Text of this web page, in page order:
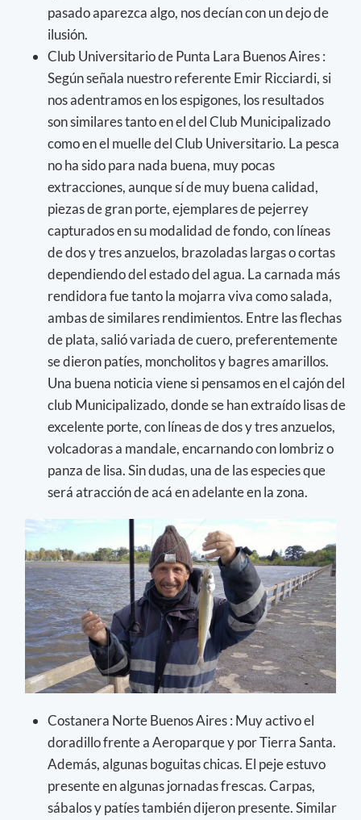
pasado aparezca algo, nos decían con un dejo de
ilusión.
Club Universitario de Punta Lara Buenos Aires :
Según señala nuestro referente Emir Ricciardi, si
nos adentramos en los espigones, los resultados
son similares tanto en el del Club Municipalizado
como en el muelle del Club Universitario. La pesca
no ha sido para nada buena, muy pocas
extracciones, aunque sí de muy buena calidad,
piezas de gran porte, ejemplares de pejerrey
capturados en su modalidad de fondo, con líneas
de dos y tres anzuelos, brazoladas largas o cortas
dependiendo del estado del agua. La carnada más
rendidora fue tanto la mojarra viva como salada,
ambas de similares rendimientos. Entre las flechas
de plata, salió variada de cuero, preferentemente
se dieron patíes, moncholitos y bagres amarillos.
Una buena noticia viene si pensamos en el cajón del
club Municipalizado, donde se han extraído lisas de
excelente porte, con líneas de dos y tres anzuelos,
volcadoras a mandale, encarnando con lombriz o
panza de lisa. Sin dudas, una de las especies que
será atracción de acá en adelante en la zona.
Costanera Norte Buenos Aires : Muy activo el
doradillo frente a Aeroparque y por Tierra Santa.
Además, algunas boguitas chicas. El peje estuvo
presente en algunas jornadas frescas. Carpas,
sábalos y patíes también dijeron presente. Similar